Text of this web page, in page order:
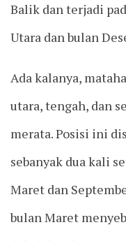
Balik dan terjadi
Utara dan bulan
Ada kalanya,
utara, tengah, dan
merata. Posisi ini
sebanyak dua kali
Maret dan
bulan Maret